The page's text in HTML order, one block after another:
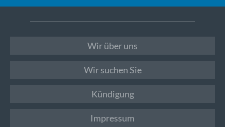
Wir über uns
Wir suchen Sie
Kündigung
Impressum